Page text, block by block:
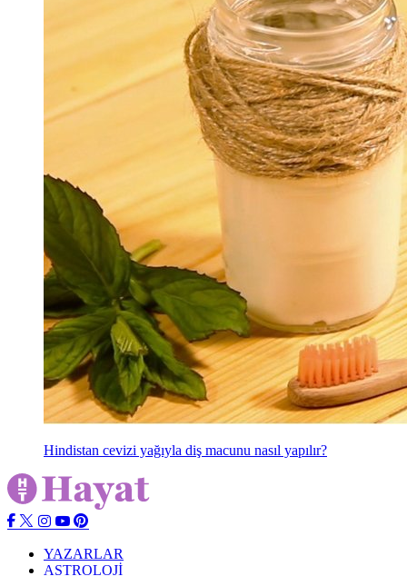
Hindistan cevizi yağıyla diş macunu nasıl yapılır?
YAZARLAR
ASTROLOJİ